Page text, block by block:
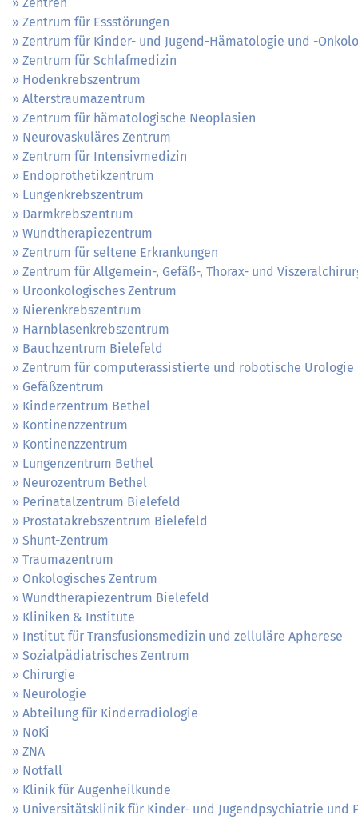
Zentrum für Essstörungen
Zentrum für Kinder- und Jugend-Hämatologie und -
Zentrum für Schlafmedizin
Hodenkrebszentrum
Alterstraumazentrum
Zentrum für hämatologische Neoplasien
Neurovaskuläres Zentrum
Zentrum für Intensivmedizin
Endoprothetikzentrum
Lungenkrebszentrum
Darmkrebszentrum
Wundtherapiezentrum
Zentrum für seltene Erkrankungen
Zentrum für Allgemein-, Gefäß-, Thorax- und
Uroonkologisches Zentrum
Nierenkrebszentrum
Harnblasenkrebszentrum
Bauchzentrum Bielefeld
Zentrum für computerassistierte und robotische Urologie
Gefäßzentrum
Kinderzentrum Bethel
Kontinenzzentrum
Kontinenzzentrum
Lungenzentrum Bethel
Neurozentrum Bethel
Perinatalzentrum Bielefeld
Prostatakrebszentrum Bielefeld
Shunt-Zentrum
Traumazentrum
Onkologisches Zentrum
Wundtherapiezentrum Bielefeld
Kliniken & Institute
Institut für Transfusionsmedizin und zelluläre Apherese
Sozialpädiatrisches Zentrum
Chirurgie
Neurologie
Abteilung für Kinderradiologie
NoKi
ZNA
Notfall
Klinik für Augenheilkunde
Universitätsklinik für Kinder- und Jugendpsychiatrie und